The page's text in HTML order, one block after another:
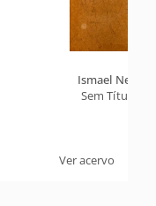
Ismael Nery
Sem Título
Ver acervo